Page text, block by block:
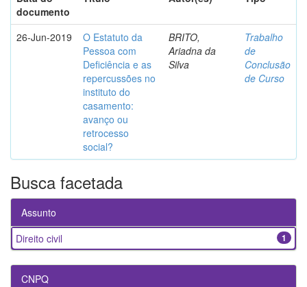
documento
26-Jun-2019
O Estatuto da
Pessoa com
Deficiência e as
repercussões no
instituto do
casamento:
avanço ou
retrocesso
social?
BRITO,
Ariadna da
Silva
Trabalho
de
Conclusão
de Curso
Busca facetada
Assunto
1
Direito civil
CNPQ